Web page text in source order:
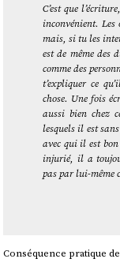
C’est que
inconvénient. Les
mais, si tu les
est de même des
comme des
t’expliquer ce
chose. Une fois
aussi bien chez
lesquels il est
avec qui il est
injurié, il a
pas par lui-même
Conséquence pratique